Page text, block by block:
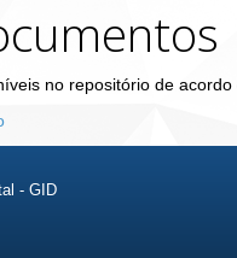
no repositório de acordo
- GID